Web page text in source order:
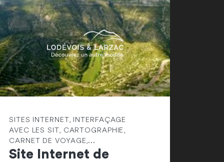
SITES INTERNET, INTERFAÇAGE
AVEC LES SIT, CARTOGRAPHIE,
CARNET DE VOYAGE,...
Site Internet de